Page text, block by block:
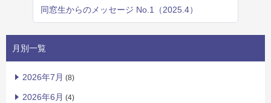
同窓生からのメッセージ No.1（2025.4）
月別一覧
2026年7月 (8)
2026年6月 (4)